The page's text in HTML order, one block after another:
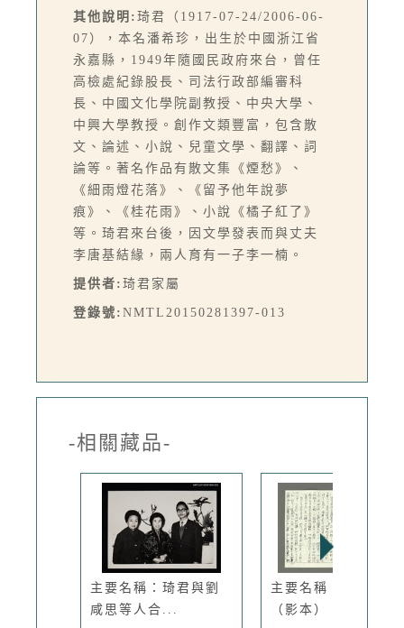
其他說明: 琦君（1917-07-24/2006-06-
07），本名潘希珍，出生於中國浙江省
永嘉縣，1949年隨國民政府來台，曾任
高檢處紀錄股長、司法行政部編審科
長、中國文化學院副教授、中央大學、
中興大學教授。創作文類豐富，包含散
文、論述、小說、兒童文學、翻譯、詞
論等。著名作品有散文集《煙愁》、
《細雨燈花落》、《留予他年說夢
痕》、《桂花雨》、小說《橘子紅了》
等。琦君來台後，因文學發表而與丈夫
李唐基結緣，兩人育有一子李一楠。
提供者: 琦君家屬
登錄號: NMTL20150281397-013
-相關藏品-
主要名稱：琦君與劉
咸思等人合...
主要名稱：編草鞋
（影本）